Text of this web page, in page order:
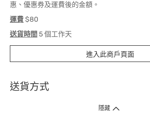
惠、優惠券及運費後的金額。
運費$80
送貨時間 5 個工作天
進入此商戶頁面
送貨方式
1. 送貨到府（受衛生署條例規管產品除外 ）
隱藏